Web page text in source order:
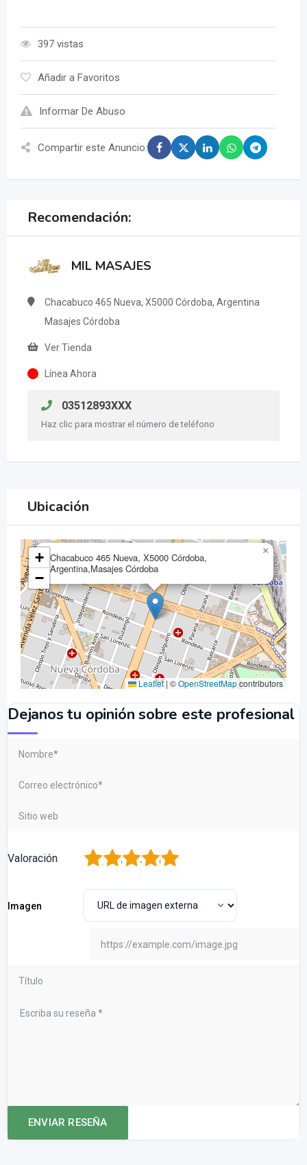
397 vistas
Añadir a Favoritos
Informar De Abuso
Compartir este Anuncio:
Recomendación:
MIL MASAJES
Chacabuco 465 Nueva, X5000 Córdoba, Argentina
Masajes Córdoba
Ver Tienda
Línea Ahora
03512893XXX
Haz clic para mostrar el número de teléfono
Ubicación
Chacabuco 465 Nueva, X5000 Córdoba,
Argentina,Masajes Córdoba
×
+
−
Leaflet | ©OpenStreetMapcontributors
Dejanos tu opinión sobre este profesional
Valoración 5
4
3
2
Imagen